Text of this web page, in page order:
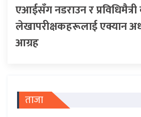
एआईसँग नडराउन र प्रविधिमैत्री
लेखापरीक्षकहरूलाई एक्यान
आग्रह
ताजा